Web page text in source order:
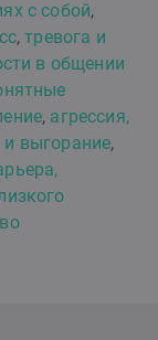
с собой,
,тревога и
в общении
, агрессия,
и выгорание,